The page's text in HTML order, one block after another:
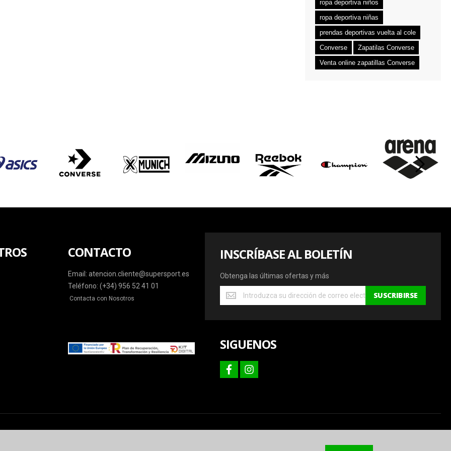
ropa deportiva niños
ropa deportiva niñas
prendas deportivas vuelta al cole
Converse
Zapatilas Converse
Venta online zapatillas Converse
›
INSCRÍBASE AL BOLETÍN
Obtenga las últimas ofertas y más
Obtenga
las
ofertas
más
SUSCRIBIRSE
SIGUENOS
facebookinstagram
CONTACTO
Email: atencion.cliente@supersport.es
Teléfono: (+34) 956 52 41 01
Contacta con Nosotros